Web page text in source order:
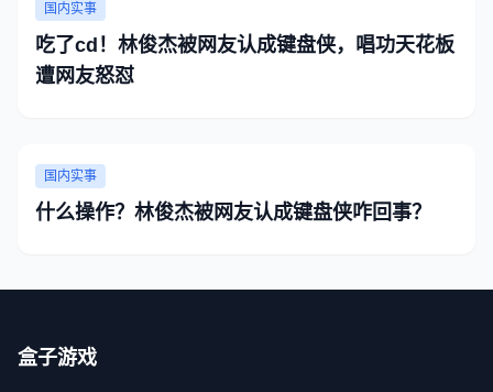
国内实事
吃了cd！林俊杰被网友认成键盘侠，唱功天花板
遭网友怒怼
国内实事
什么操作？林俊杰被网友认成键盘侠咋回事？
盒子游戏